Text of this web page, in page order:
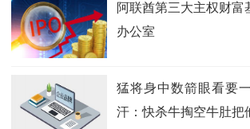
阿联酋第三大主权财富
办公室
猛将身中数箭眼看要
汗：快杀牛掏空牛肚把